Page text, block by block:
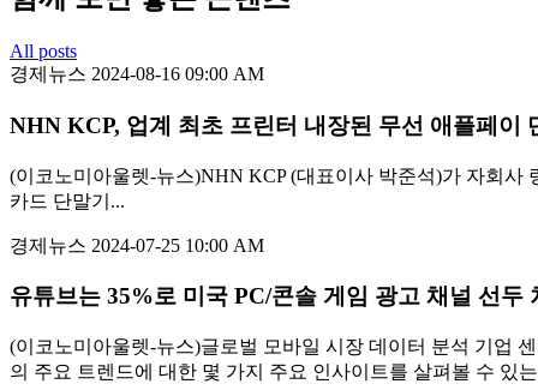
All posts
경제뉴스 2024-08-16 09:00 AM
NHN KCP, 업계 최초 프린터 내장된 무선 애플페
(이코노미아울렛-뉴스)NHN KCP (대표이사 박준석)가 자회사
카드 단말기...
경제뉴스 2024-07-25 10:00 AM
유튜브는 35%로 미국 PC/콘솔 게임 광고 채널 선
(이코노미아울렛-뉴스)글로벌 모바일 시장 데이터 분석 기업
의 주요 트렌드에 대한 몇 가지 주요 인사이트를 살펴볼 수 있